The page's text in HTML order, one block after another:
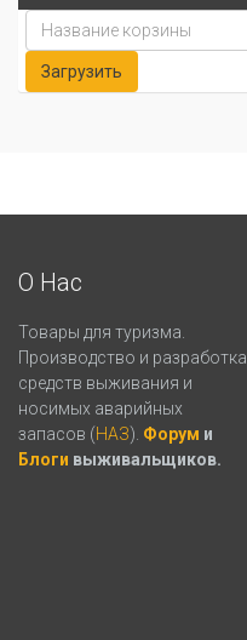
О Нас
Товары для туризма.
Производство и разработка
средств выживания и
носимых аварийных
запасов (НАЗ). Форум и
Блоги выживальщиков.